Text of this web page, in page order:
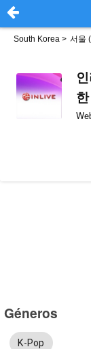
South Korea > 서울
한
Géneros
K-Pop